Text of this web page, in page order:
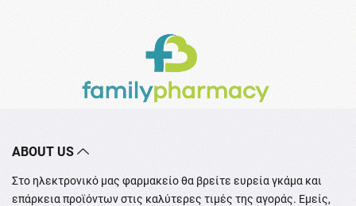
ABOUT US
Στο ηλεκτρονικό μας φαρμακείο θα βρείτε ευρεία γκάμα και
επάρκεια προϊόντων στις καλύτερες τιμές της αγοράς. Εμείς,